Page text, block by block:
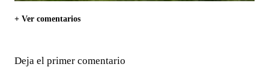
+ Ver comentarios
Deja el primer comentario